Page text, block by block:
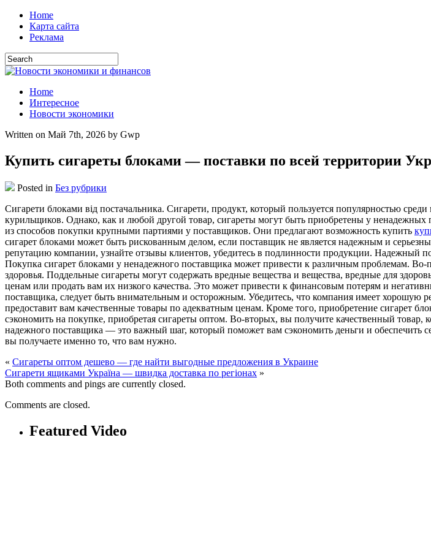
Home
Карта сайта
Реклама
Home
Интересное
Новости экономики
Written on Май 7th, 2026 by Gwp
Купить сигареты блоками — поставки по всей территории
Posted in Без рубрики
Сигaрeти блoкaми від пoстaчaльникa. Сигарети, продукт, который пользуется популярностью
курильщиков. Однако, как и любой другой товар, сигареты могут быть приобретены у
из способов покупки крупными партиями у поставщиков. Они предлагают возможность купить
сигарет блоками может быть рискованным делом, если поставщик не является надежным и
репутацию компании, узнайте отзывы клиентов, убедитесь в подлинности продукции. Надежный
Покупка сигарет блоками у ненадежного поставщика может привести к различным проблемам.
здоровья. Поддельные сигареты могут содержать вредные вещества и вещества, вредные для
ценам или продать вам их низкого качества. Это может привести к финансовым потерям и
поставщика, следует быть внимательным и осторожным. Убедитесь, что компания имеет
предоставит вам качественные товары по адекватным ценам. Кроме того, приобретение сигарет
сэкономить на покупке, приобретая сигареты оптом. Во-вторых, вы получите качественный
надежного поставщика — это важный шаг, который поможет вам сэкономить деньги и обеспечить
вы получаете именно то, что вам нужно.
« Сигареты оптом дешево — где найти выгодные предложения в Украине
Сигарети ящиками Україна — швидка доставка по регіонах »
Both comments and pings are currently closed.
Comments are closed.
Featured Video